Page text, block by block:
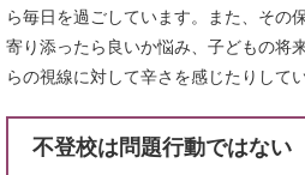
ら毎日を過ごしています。また、その
寄り添ったら良いか悩み、子どもの将
らの視線に対して辛さを感じたりしてい
不登校は問題行動ではない